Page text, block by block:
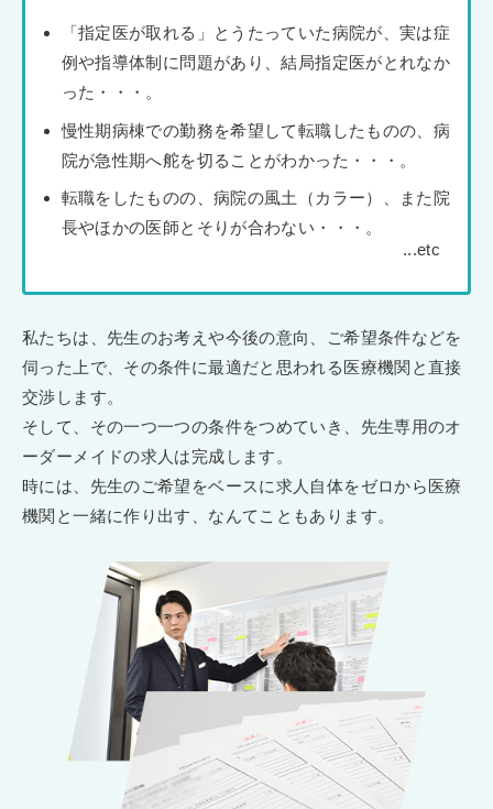
「指定医が取れる」とうたっていた病院が、実は症
例や指導体制に問題があり、結局指定医がとれなか
った・・・。
慢性期病棟での勤務を希望して転職したものの、病
院が急性期へ舵を切ることがわかった・・・。
転職をしたものの、病院の風土（カラー）、また院
長やほかの医師とそりが合わない・・・。
私たちは、先生のお考えや今後の意向、ご希望条件などを
伺った上で、その条件に最適だと思われる医療機関と直接
交渉します。
そして、その一つ一つの条件をつめていき、先生専用のオ
ーダーメイドの求人は完成します。
時には、先生のご希望をベースに求人自体をゼロから医療
機関と一緒に作り出す、なんてこともあります。